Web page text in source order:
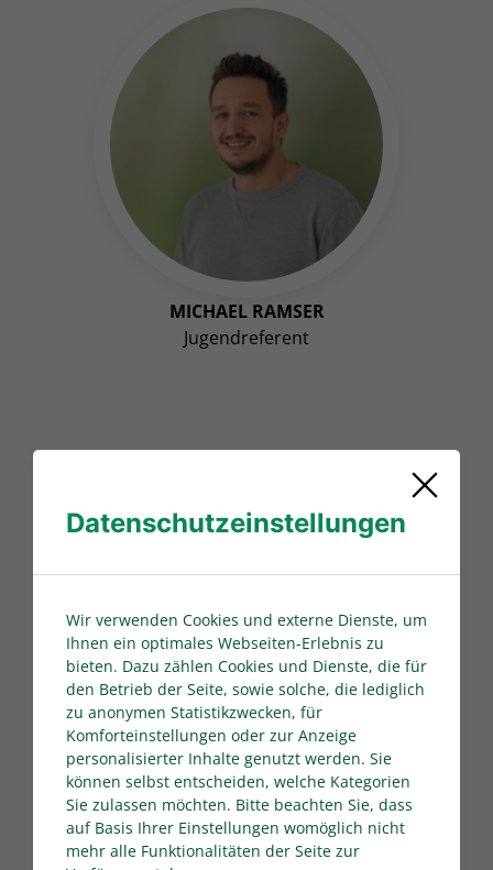
MICHAEL RAMSER
Jugendreferent
Datenschutzeinstellungen
Wir verwenden Cookies und externe Dienste, um
Ihnen ein optimales Webseiten-Erlebnis zu
bieten. Dazu zählen Cookies und Dienste, die für
den Betrieb der Seite, sowie solche, die lediglich
zu anonymen Statistikzwecken, für
Komforteinstellungen oder zur Anzeige
personalisierter Inhalte genutzt werden. Sie
können selbst entscheiden, welche Kategorien
Sie zulassen möchten. Bitte beachten Sie, dass
auf Basis Ihrer Einstellungen womöglich nicht
mehr alle Funktionalitäten der Seite zur